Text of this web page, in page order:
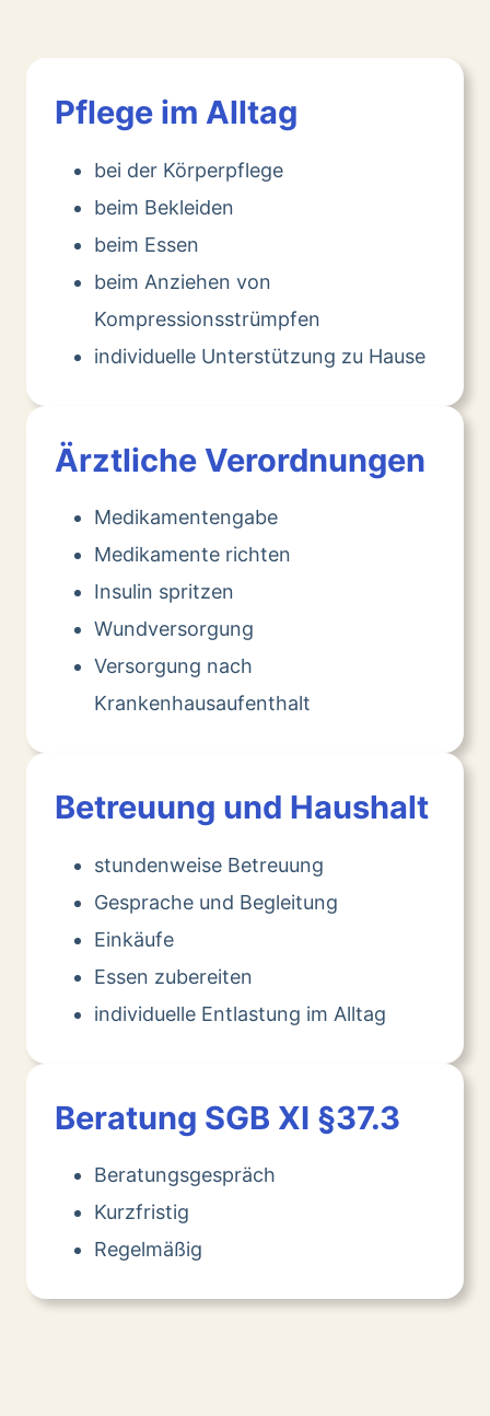
Pflege im Alltag
bei der Körperpflege
beim Bekleiden
beim Essen
beim Anziehen von
Kompressionsstrümpfen
individuelle Unterstützung zu Hause
Ärztliche Verordnungen
Medikamentengabe
Medikamente richten
Insulin spritzen
Wundversorgung
Versorgung nach
Krankenhausaufenthalt
Betreuung und Haushalt
stundenweise Betreuung
Gesprache und Begleitung
Einkäufe
Essen zubereiten
individuelle Entlastung im Alltag
Beratung SGB XI §37.3
Beratungsgespräch
Kurzfristig
Regelmäßig